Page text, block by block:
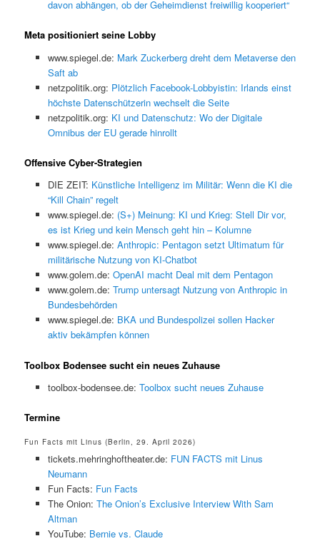
davon abhängen, ob der Geheimdienst freiwillig kooperiert“
Meta positioniert seine Lobby
www.spiegel.de: Mark Zuckerberg dreht dem Metaverse den
Saft ab
netzpolitik.org: Plötzlich Facebook-Lobbyistin: Irlands einst
höchste Datenschützerin wechselt die Seite
netzpolitik.org: KI und Datenschutz: Wo der Digitale
Omnibus der EU gerade hinrollt
Offensive Cyber-Strategien
DIE ZEIT: Künstliche Intelligenz im Militär: Wenn die KI die
“Kill Chain” regelt
www.spiegel.de: (S+) Meinung: KI und Krieg: Stell Dir vor,
es ist Krieg und kein Mensch geht hin – Kolumne
www.spiegel.de: Anthropic: Pentagon setzt Ultimatum für
militärische Nutzung von KI-Chatbot
www.golem.de: OpenAI macht Deal mit dem Pentagon
www.golem.de: Trump untersagt Nutzung von Anthropic in
Bundesbehörden
www.spiegel.de: BKA und Bundespolizei sollen Hacker
aktiv bekämpfen können
Toolbox Bodensee sucht ein neues Zuhause
toolbox-bodensee.de: Toolbox sucht neues Zuhause
Termine
Fun Facts mit Linus (Berlin, 29. April 2026)
tickets.mehringhoftheater.de: FUN FACTS mit Linus
Neumann
Fun Facts: Fun Facts
The Onion: The Onion’s Exclusive Interview With Sam
Altman
YouTube: Bernie vs. Claude